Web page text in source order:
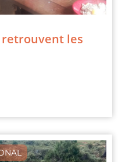
retrouvent les